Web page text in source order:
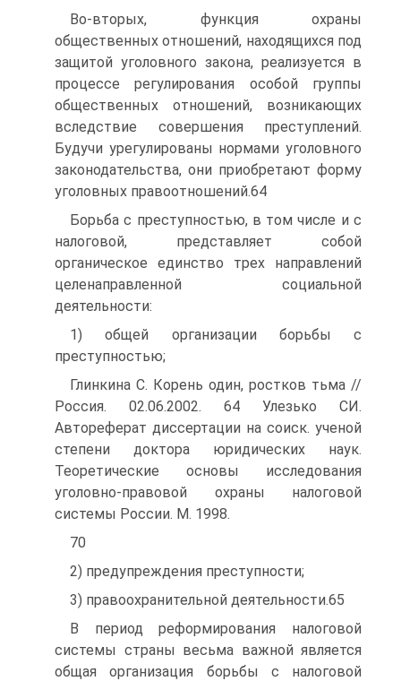
Во-вторых, функция охраны
общественных отношений, находящихся под
защитой уголовного закона, реализуется в
процессе регулирования особой группы
общественных отношений, возникающих
вследствие совершения преступлений.
Будучи урегулированы нормами уголовного
законодательства, они приобретают форму
уголовных правоотношений.64
Борьба с преступностью, в том числе и с
налоговой, представляет собой
органическое единство трех направлений
целенаправленной социальной
деятельности:
1) общей организации борьбы с
преступностью;
Глинкина С. Корень один, ростков тьма //
Россия. 02.06.2002. 64 Улезько СИ.
Автореферат диссертации на соиск. ученой
степени доктора юридических наук.
Теоретические основы исследования
уголовно-правовой охраны налоговой
системы России. М. 1998.
70
2) предупреждения преступности;
3) правоохранительной деятельности.65
В период реформирования налоговой
системы страны весьма важной является
общая организация борьбы с налоговой